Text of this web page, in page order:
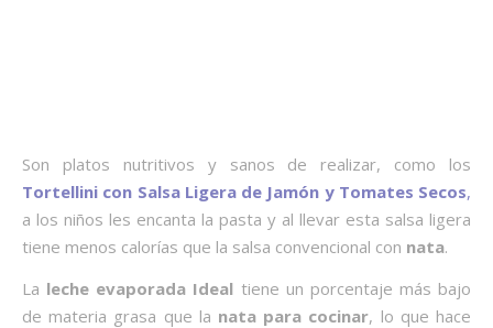
Son platos nutritivos y sanos de realizar, como los
Tortellini con Salsa Ligera de Jamón y Tomates Secos,
a los niños les encanta la pasta y al llevar esta salsa ligera
tiene menos calorías que la salsa convencional con nata.
La leche evaporada Ideal tiene un porcentaje más bajo
de materia grasa que la nata para cocinar, lo que hace